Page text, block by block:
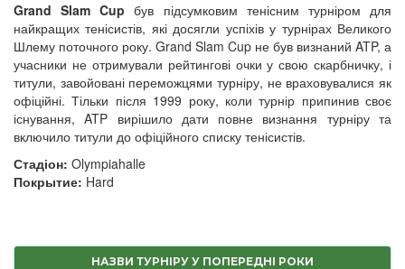
Grand Slam Cup був підсумковим тенісним турніром для
найкращих тенісистів, які досягли успіхів у турнірах Великого
Шлему поточного року. Grand Slam Cup не був визнаний ATP, а
учасники не отримували рейтингові очки у свою скарбничку, і
титули, завойовані переможцями турніру, не враховувалися як
офіційні. Тільки після 1999 року, коли турнір припинив своє
існування, ATP вирішило дати повне визнання турніру та
включило титули до офіційного списку тенісистів.
Стадіон: Olympiahalle
Покрытие: Hard
НАЗВИ ТУРНІРУ У ПОПЕРЕДНІ РОКИ